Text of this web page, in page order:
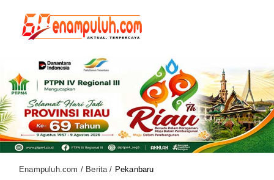
Enampuluh.com / Berita / Pekanbaru